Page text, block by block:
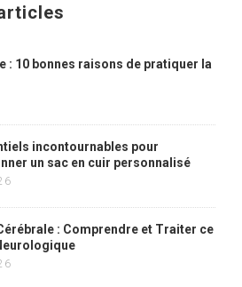
: 10 bonnes raisons de pratiquer la
incontournables pour
un sac en cuir personnalisé
: Comprendre et Traiter ce